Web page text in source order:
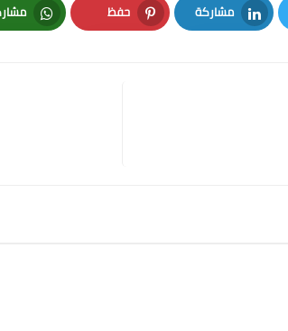
مشاركة
LinkedIn
حفظ
Pinterest